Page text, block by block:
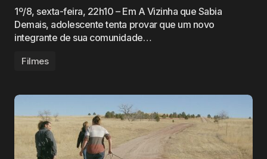
1º/8, sexta-feira, 22h10 – Em A Vizinha que Sabia
Demais, adolescente tenta provar que um novo
integrante de sua comunidade…
Filmes